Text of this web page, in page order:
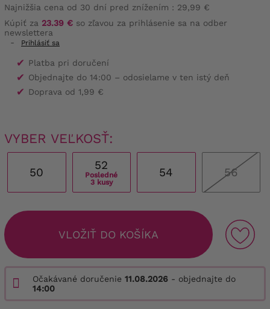
Najnižšia cena od 30 dní pred znížením : 29,99 €
Kúpiť za 23.39 € so zľavou za prihlásenie sa na odber
newslettera
-
Prihlásiť sa
✔ Platba pri doručení
✔ Objednajte do 14:00 – odosielame v ten istý deň
✔ Doprava od 1,99 €
VYBER VEĽKOSŤ:
50
52
Posledné
3 kusy
54 56
VLOŽIŤ DO KOŠÍKA
Očakávané doručenie 11.08.2026 - objednajte do
14:00